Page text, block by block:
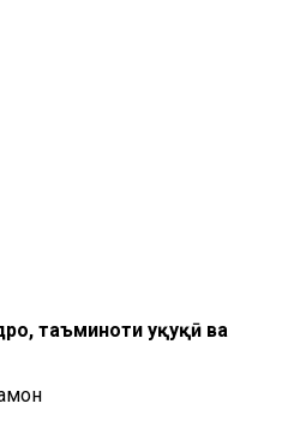
таъминоти ҳуқуқӣ ва